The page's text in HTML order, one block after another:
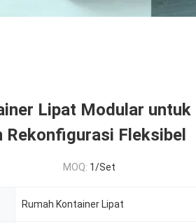
Lipat Modular untuk
Rekonfigurasi Fleksibel
MOQ: 1/Set
Rumah Kontainer Lipat